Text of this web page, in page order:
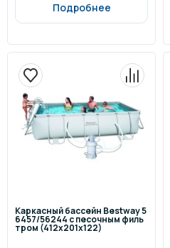
Подробнее
Каркасный бассейн Bestway 5
6457/56244 с песочным филь
тром (412х201х122)